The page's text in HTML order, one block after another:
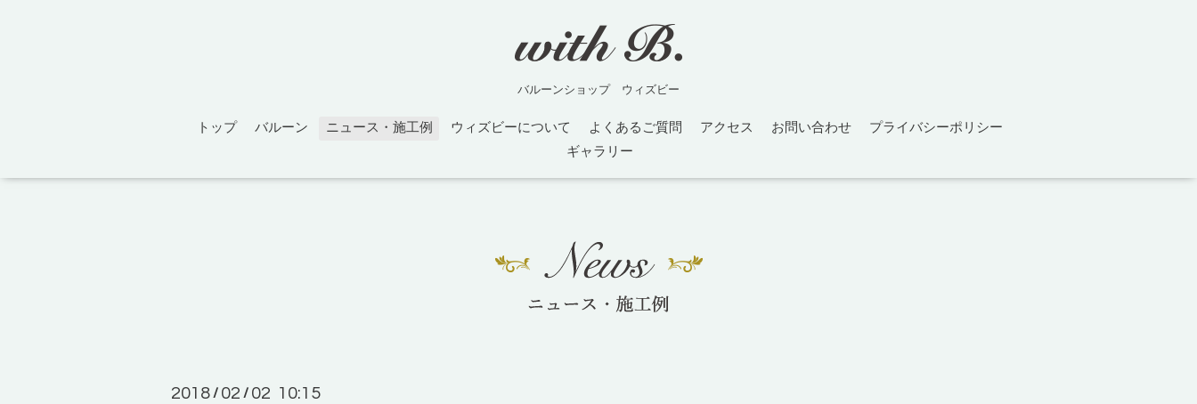
バルーンショップ ウィズビー
トップ バルーン ニュース・施工例 ウィズビーについて よくあるご質問 アクセス お問い合わせ
プライバシーポリシー
ギャラリー
2018 / 02 / 02 10:15